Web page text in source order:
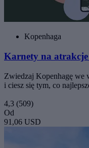
Kopenhaga
Karnety na
Zwiedzaj Kopenhagę we
i ciesz się tym, co
4,3 (509)
Od
91,06 USD